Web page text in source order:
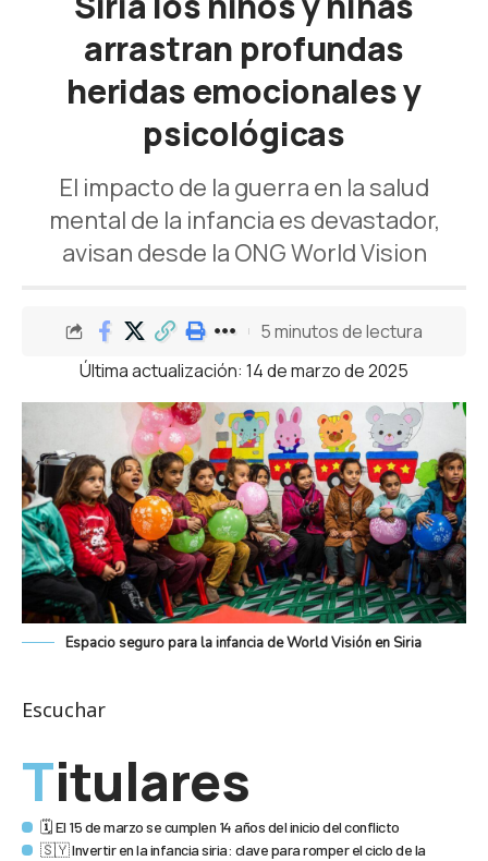
arrastran profundas
heridas emocionales y
psicológicas
El impacto de la guerra en la salud
mental de la infancia es devastador,
avisan desde la ONG World Vision
Última actualización: 14 de marzo de 2025
5 minutos de lectura
Espacio seguro para la infancia de World Visión en Siria
Escuchar
Titulares
🗓️ El 15 de marzo se cumplen 14 años del inicio del conflicto
🇸🇾 Invertir en la infancia siria: clave para romper el ciclo de la